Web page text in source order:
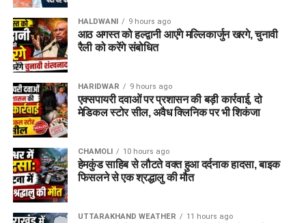
बायोडाटा / रिज़्यूमे (Resume)(2-3 प्रतियां)
मूल शैक्षिक प्रमाण पत्रएवं उनकी छायाप्रतियां
(Photocopies)
सेवायोजन कार्यालय का पंजीयन कार्ड
पासपोर्ट साइज फोटो
वैध पहचान पत्र
विभाग ने जिले के सभी योग्य एवं इच्छुक युवाओं से अपील की है कि वे समय
पर अपना पंजीकरण कराकर इस रोजगार अवसर का लाभ उठाएं।
HALDWANI 9 hours ago
आठ अगस्त को हल्द्वानी आएंगे मल्लिकार्जुन खरगे, चुनावी
रैली को करेंगे संबोधित
HARIDWAR 9 hours ago
एक्सपायरी दवाओं पर प्रशासन की बड़ी कार्रवाई, दो
मेडिकल स्टोर सील, अवैध क्लिनिक पर भी शिकंजा
CHAMOLI 10 hours ago
हेमकुंड साहिब से लौटते वक्त हुआ दर्दनाक हादसा, बाइक
फिसलने से एक श्रद्धालु की मौत
UTTARAKHAND WEATHER 11 hours ago